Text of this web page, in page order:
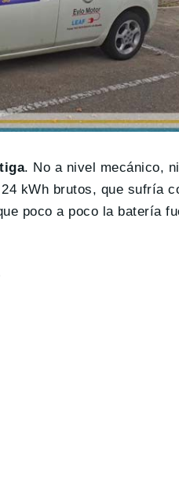
. No a nivel mecánico,
kWh brutos, que sufría
poco a poco la batería